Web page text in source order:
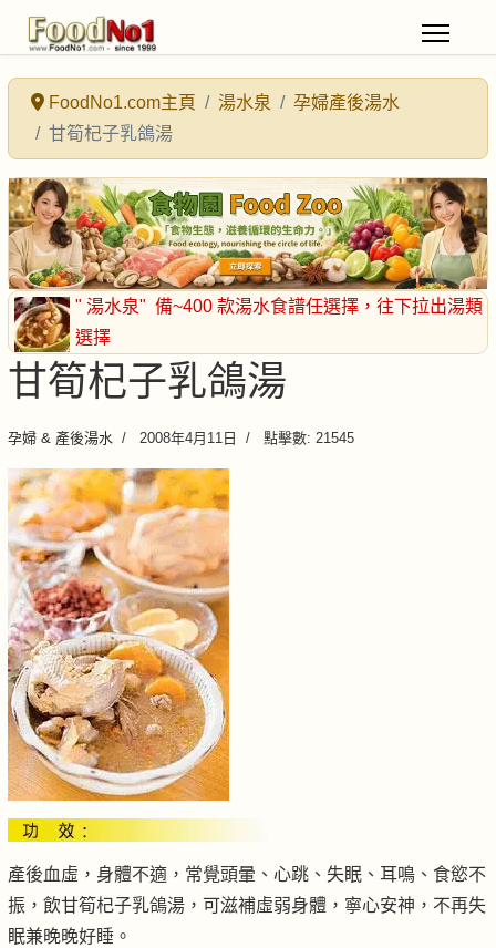
FoodNo1.com主頁 湯水泉
孕婦產後湯水
甘筍杞子乳鴿湯
" 湯水泉" 備~400 款湯水食譜任選擇 ，往下拉出湯類
選擇
甘筍杞子乳鴿湯
孕婦 & 產後湯水 2008年4月11日 點擊數: 21545
產後血虛，身體不適，常覺頭暈、心跳、失眠、耳鳴、食慾不
振，飲甘筍杞子乳鴿湯，可滋補虛弱身體，寧心安神，不再失
眠兼晚晚好睡。